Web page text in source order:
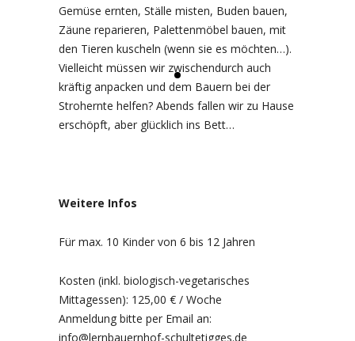
Gemüse ernten, Ställe misten, Buden bauen,
Zäune reparieren, Palettenmöbel bauen, mit
den Tieren kuscheln (wenn sie es möchten…).
Vielleicht müssen wir zwischendurch auch
kräftig anpacken und dem Bauern bei der
Strohernte helfen? Abends fallen wir zu Hause
erschöpft, aber glücklich ins Bett…
Weitere Infos
Für max. 10 Kinder von 6 bis 12 Jahren
Kosten (inkl. biologisch-vegetarisches
Mittagessen): 125,00 € / Woche
Anmeldung bitte per Email an:
info@lernbauernhof-schultetigges.de